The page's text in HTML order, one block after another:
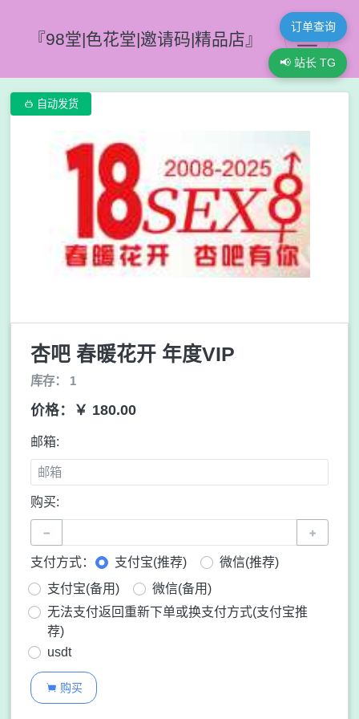
『98堂|色花堂|邀请码|精品店』
订单查询
📢 站长 TG
 自动发货
杏吧 春暖花开 年度VIP
库存： 1
价格：￥ 180.00
邮箱:
购买:
− +
支付方式： 支付宝(推荐)
微信(推荐)
支付宝(备用)
微信(备用)
无法支付返回重新下单或换支付方式(支付宝推
荐)
usdt
 购买